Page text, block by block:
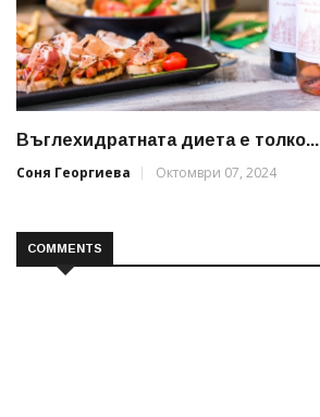
Въглехидратната диета е толко...
Соня Георгиева
Октомври 07, 2024
COMMENTS